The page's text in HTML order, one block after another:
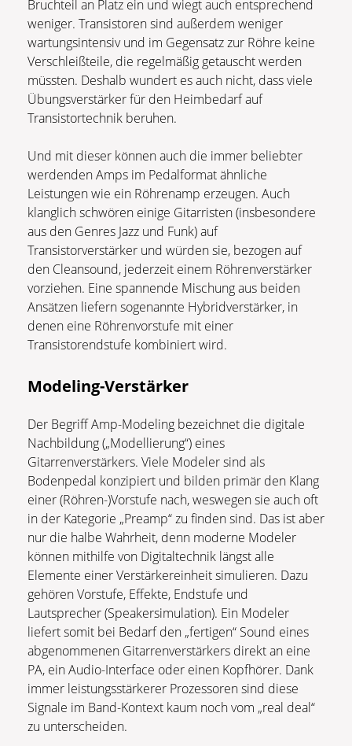
Bruchteil an Platz ein und wiegt auch entsprechend
weniger. Transistoren sind außerdem weniger
wartungsintensiv und im Gegensatz zur Röhre keine
Verschleißteile, die regelmäßig getauscht werden
müssten. Deshalb wundert es auch nicht, dass viele
Übungsverstärker für den Heimbedarf auf
Transistortechnik beruhen.
Und mit dieser können auch die immer beliebter
werdenden Amps im Pedalformat ähnliche
Leistungen wie ein Röhrenamp erzeugen. Auch
klanglich schwören einige Gitarristen (insbesondere
aus den Genres Jazz und Funk) auf
Transistorverstärker und würden sie, bezogen auf
den Cleansound, jederzeit einem Röhrenverstärker
vorziehen. Eine spannende Mischung aus beiden
Ansätzen liefern sogenannte Hybridverstärker, in
denen eine Röhrenvorstufe mit einer
Transistorendstufe kombiniert wird.
Modeling-Verstärker
Der Begriff Amp-Modeling bezeichnet die digitale
Nachbildung („Modellierung“) eines
Gitarrenverstärkers. Viele Modeler sind als
Bodenpedal konzipiert und bilden primär den Klang
einer (Röhren-)Vorstufe nach, weswegen sie auch oft
in der Kategorie „Preamp“ zu finden sind. Das ist aber
nur die halbe Wahrheit, denn moderne Modeler
können mithilfe von Digitaltechnik längst alle
Elemente einer Verstärkereinheit simulieren. Dazu
gehören Vorstufe, Effekte, Endstufe und
Lautsprecher (Speakersimulation). Ein Modeler
liefert somit bei Bedarf den „fertigen“ Sound eines
abgenommenen Gitarrenverstärkers direkt an eine
PA, ein Audio-Interface oder einen Kopfhörer. Dank
immer leistungsstärkerer Prozessoren sind diese
Signale im Band-Kontext kaum noch vom „real deal“
zu unterscheiden.